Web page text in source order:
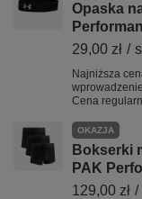
Opaska
29,00 zł /
Najniższa
Cena
OKAZJA
Bokserki
PAK
129,00 zł /